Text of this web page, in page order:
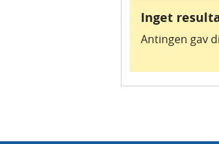
Inget
Antingen gav